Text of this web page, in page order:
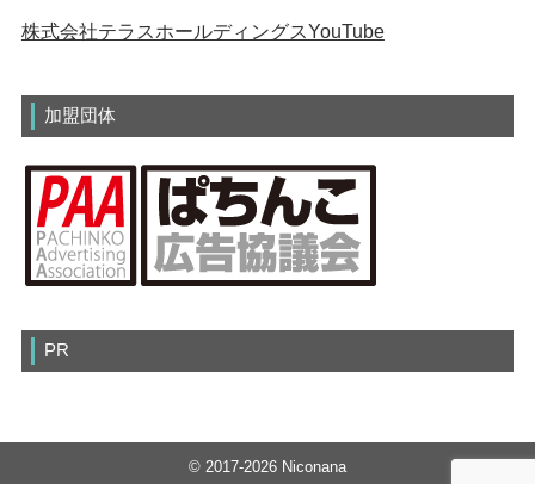
株式会社テラスホールディングスYouTube
加盟団体
PR
© 2017-2026 Niconana